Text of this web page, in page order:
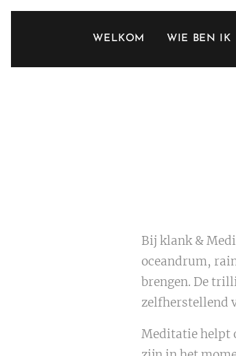
WELKOM WIE BEN IK
Bij klank &
oceandrum,
brengen. De
zelfherstellend
Meditatie helpt